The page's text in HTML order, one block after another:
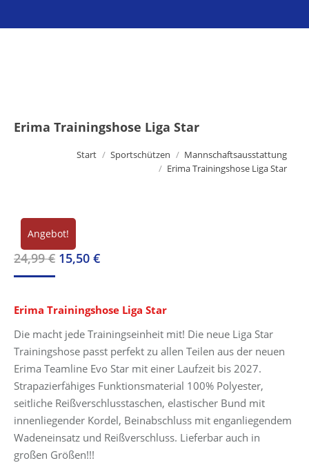
Erima Trainingshose Liga Star
Start Sportschützen
Mannschaftsausstattung
Erima Trainingshose Liga Star
Angebot!
24,99€ Ursprünglicher
24,99 €
15,50 €Aktueller
15,50 €.
Erima Trainingshose Liga Star
Die macht jede Trainingseinheit mit! Die neue Liga Star
Trainingshose passt perfekt zu allen Teilen aus der neuen
Erima Teamline Evo Star mit einer Laufzeit bis 2027.
Strapazierfähiges Funktionsmaterial 100% Polyester,
seitliche Reißverschlusstaschen, elastischer Bund mit
innenliegender Kordel, Beinabschluss mit enganliegendem
Wadeneinsatz und Reißverschluss. Lieferbar auch in
großen Größen!!!